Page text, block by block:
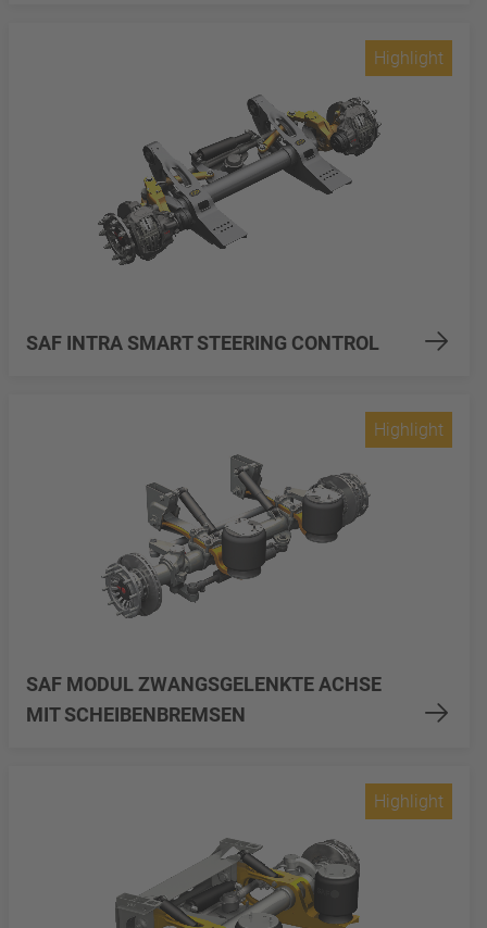
SAF INTRA SMART STEERING CONTROL
Highlight
SAF MODUL ZWANGSGELENKTE ACHSE
MIT SCHEIBENBREMSEN
Highlight
Highlight